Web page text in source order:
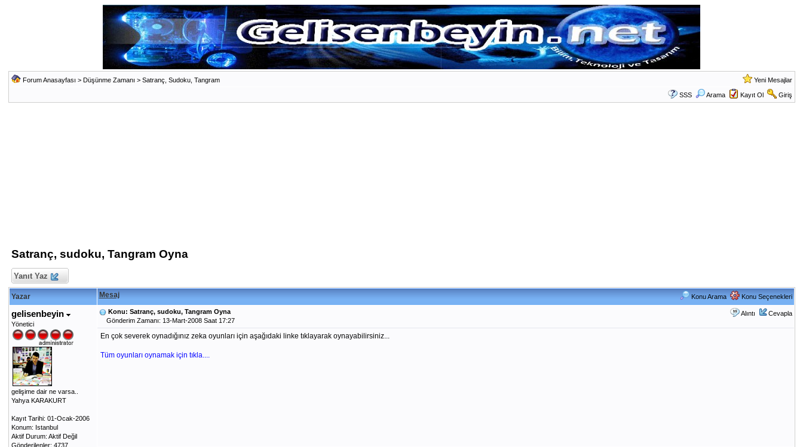
Forum Anasayfası > Düşünme Zamanı > Satranç, Sudoku, Tangram Yeni Mesajlar
SSS Arama Kayıt Ol Giriş
Satranç, sudoku, Tangram Oyna
Yanıt Yaz
Yazar Mesaj Konu Arama Konu Seçenekleri
gelisenbeyin
Yönetici
gelişime dair ne varsa..
Yahya KARAKURT
Kayıt Tarihi: 01-Ocak-2006
Konum: Istanbul
Aktif Durum: Aktif Değil
Gönderilenler: 4737
Alıntı Cevapla
Konu: Satranç, sudoku, Tangram Oyna
Gönderim Zamanı: 13-Mart-2008 Saat 17:27
En çok severek oynadığınız zeka oyunları için aşağıdaki linke tıklayarak oynayabilirsiniz...
Tüm oyunları oynamak için tıkla....